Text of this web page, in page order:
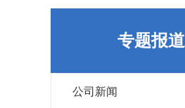
专题报道
公司新闻